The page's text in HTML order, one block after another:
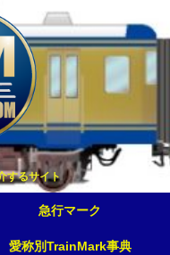
するサイト
急行マーク
愛称別TrainMark事典